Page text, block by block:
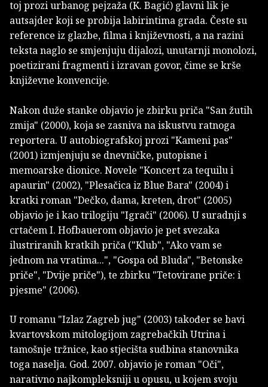
toj prozi urbanog pejzaža (K. Bagić) glavni lik je
autsajder koji se probija labirintima grada. Česte su
reference iz glazbe, filma i književnosti, a na razini
teksta naglo se smjenjuju dijalozi, unutarnji monolozi,
poetizirani fragmenti i izravan govor, čime se krše
književne konvencije.
Nakon duže stanke objavio je zbirku priča "San žutih
zmija" (2000), koja se zasniva na iskustvu ratnoga
reportera. U autobiografskoj prozi "Kameni pas"
(2001) izmjenjuju se dnevničke, putopisne i
memoarske dionice. Novele "Koncert za tequilu i
apaurin" (2002), "Plesačica iz Blue Bara" (2004) i
kratki roman "Dečko, dama, kreten, drot" (2005)
objavio je i kao trilogiju "Igrači" (2006). U suradnji s
crtačem I. Hofbauerom objavio je pet svezaka
ilustriranih kratkih priča ("Klub", "Ako vam se
jednom na vratima...", "Gospa od Bluda", "Betonske
priče", "Dvije priče"), te zbirku "Tetovirane priče: i
pjesme" (2006).
U romanu "Izlaz Zagreb jug" (2003) također se bavi
kvartovskom mitologijom zagrebačkih Utrina i
tamošnje tržnice, kao stjecišta sudbina stanovnika
toga naselja. God. 2007. objavio je roman "Oči",
narativno najkompleksniji u opusu, u kojem svoju